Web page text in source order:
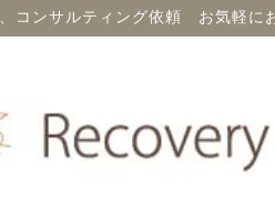
コンサルティング依頼 お気軽に